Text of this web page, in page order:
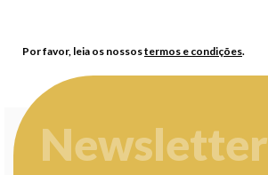
Por favor, leia os nossostermos e condições.
Newsletter